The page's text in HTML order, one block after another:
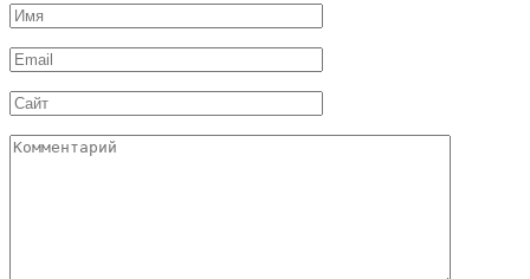
Имя
*
Email
*
Сайт
Комментарий